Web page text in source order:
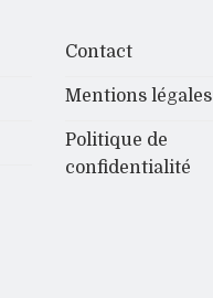
Contact
Mentions légales
Politique de
confidentialité